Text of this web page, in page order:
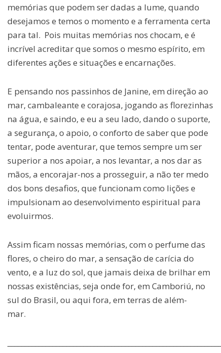
memórias que podem ser dadas a lume, quando
desejamos e temos o momento e a ferramenta certa
para tal. Pois muitas memórias nos chocam, e é
incrível acreditar que somos o mesmo espírito, em
diferentes ações e situações e encarnações.
E pensando nos passinhos de Janine, em direção ao
mar, cambaleante e corajosa, jogando as florezinhas
na água, e saindo, e eu a seu lado, dando o suporte,
a segurança, o apoio, o conforto de saber que pode
tentar, pode aventurar, que temos sempre um ser
superior a nos apoiar, a nos levantar, a nos dar as
mãos, a encorajar-nos a prosseguir, a não ter medo
dos bons desafios, que funcionam como lições e
impulsionam ao desenvolvimento espiritual para
evoluirmos.
Assim ficam nossas memórias, com o perfume das
flores, o cheiro do mar, a sensação de carícia do
vento, e a luz do sol, que jamais deixa de brilhar em
nossas existências, seja onde for, em Camboriú, no
sul do Brasil, ou aqui fora, em terras de além-
mar.